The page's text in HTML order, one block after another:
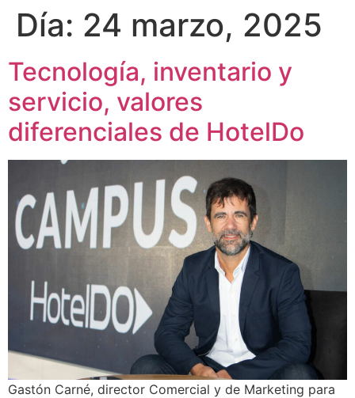
Día: 24 marzo, 2025
Tecnología, inventario y
servicio, valores
diferenciales de HotelDo
Gastón Carné, director Comercial y de Marketing para